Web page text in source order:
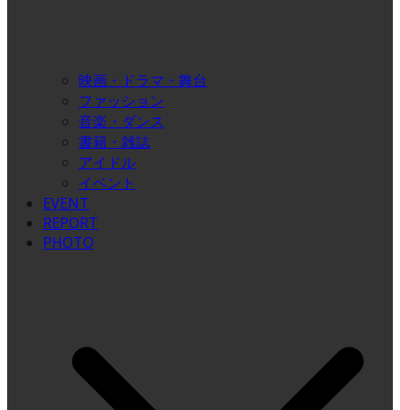
映画・ドラマ・舞台
ファッション
音楽・ダンス
書籍・雑誌
アイドル
イベント
EVENT
REPORT
PHOTO